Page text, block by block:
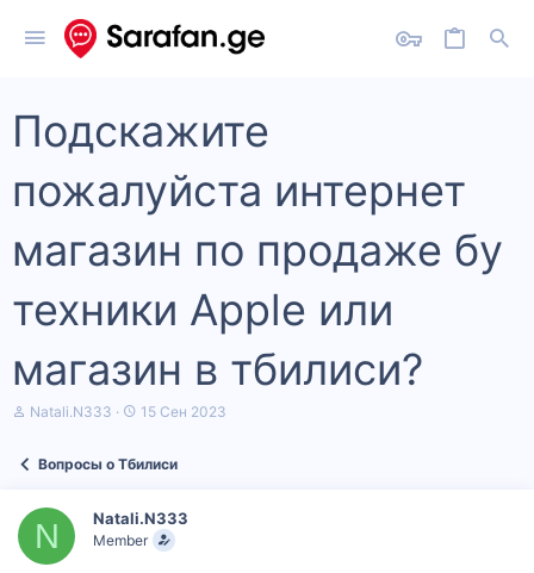
Подскажите
пожалуйста интернет
магазин по продаже бу
техники Apple или
магазин в тбилиси?
А
т
м
ы
Natali.N333
Д
а
ч
а
15 Сен 2023
Вопросы о Тбилиси
N Natali.N333
Member